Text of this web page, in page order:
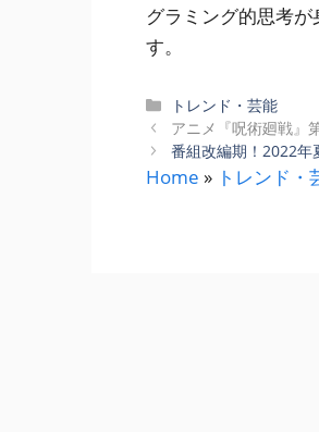
グラミング的思考
す。
カ
テ
ゴ
リ
トレンド・芸能
アニメ『呪術廻戦』
番組改編期！2022年
Home » トレンド・